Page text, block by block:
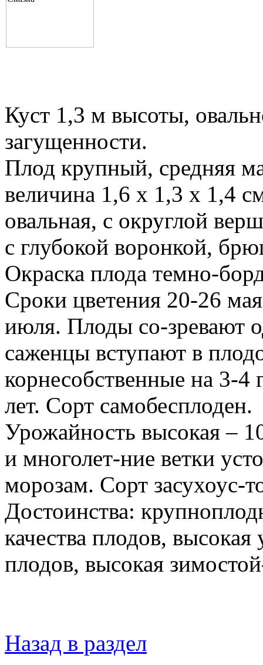
Куст 1,3 м высоты,
загущенности.
Плод крупный, средняя
величина 1,6 х 1,3 х 1,4
овальная, с округлой
с глубокой воронкой,
Окраска плода темно-
Сроки цветения 20-26
июля. Плоды со-зревают
саженцы вступают в
корнесобственные на 3-4
лет. Сорт самобесплоден.
Урожайность высокая –
и многолет-ние ветки
морозам. Сорт засухоус-
Достоинства:
качества плодов,
плодов, высокая
Назад в раздел